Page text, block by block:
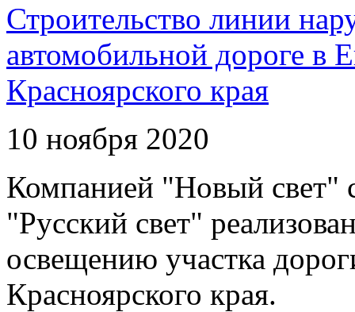
Строительство линии
автомобильной дороге в
Красноярского края
10 ноября 2020
Компанией "Новый свет"
"Русский свет"
освещению участка
Красноярского края.